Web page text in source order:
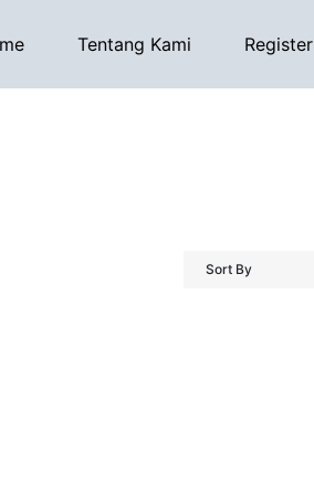
Tentang Kami Register
Sort By